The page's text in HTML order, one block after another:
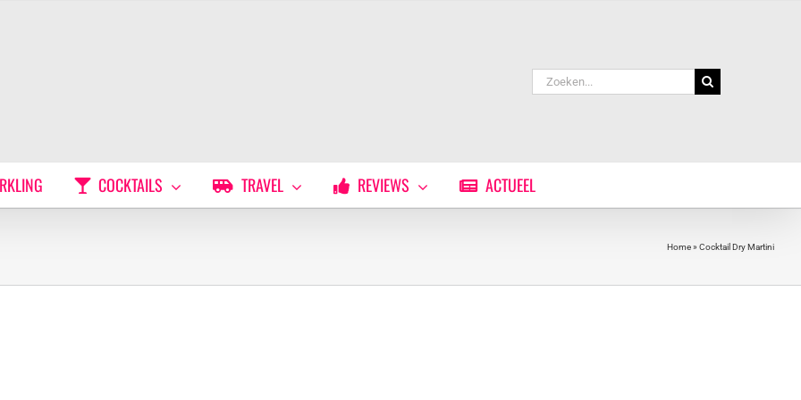
Zoeken
naar:
COCKTAILS TRAVEL REVIEWS ACTUEEL
Home» Cocktail Dry Martini